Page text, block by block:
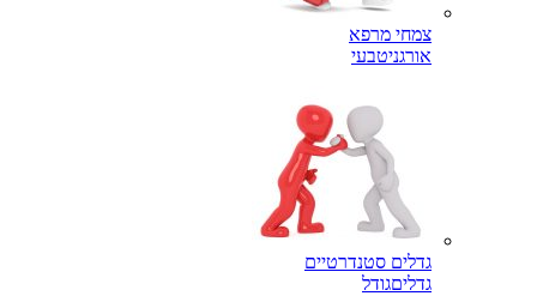
צמחי מרפא
אורגניטבעי
גדלים סטנדרטיים
גדליםגודל